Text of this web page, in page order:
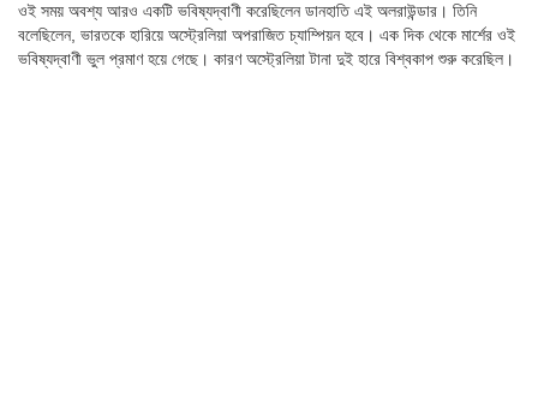
ওই সময় অবশ্য আরও একটি ভবিষ্যদ্বাণী করেছিলেন ডানহাতি এই অলরাউন্ডার। তিনি
বলেছিলেন, ভারতকে হারিয়ে অস্ট্রেলিয়া অপরাজিত চ্যাম্পিয়ন হবে। এক দিক থেকে মার্শের ওই
ভবিষ্যদ্বাণী ভুল প্রমাণ হয়ে গেছে। কারণ অস্ট্রেলিয়া টানা দুই হারে বিশ্বকাপ শুরু করেছিল।